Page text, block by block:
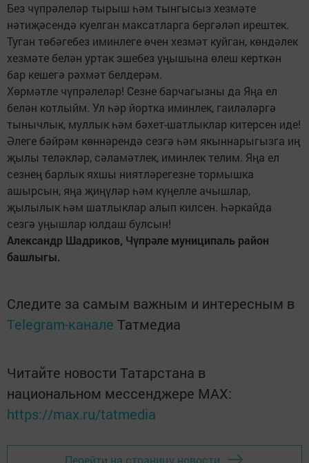
Без чүпрәлеләр тырыш һәм тынгысыз хезмәте
нәтиҗәсендә куелган максатларга бергәләп ирештек.
Туган төбәгебез иминлеге өчен хезмәт куйган, көндәлек
хезмәте белән уртак эшебез уңышына өлеш керткән
бар кешегә рәхмәт белдерәм.
Хөрмәтле чүпрәлеләр! Сезне барчагызны да Яңа ел
белән котлыйм. Ул һәр йортка иминлек, гаиләләргә
тынычлык, муллык һәм бәхет-шатлыклар китерсен иде!
Әлеге бәйрәм көннәрендә сезгә һәм якыннарыгызга иң
җылы теләкләр, сәламәтлек, иминлек телим. Яңа ел
сезнең барлык яхшы ниятләрегезне тормышка
ашырсын, яңа җиңүләр һәм күңелле ачышлар,
җылылык һәм шатлыклар алып килсен. Һәркайда
сезгә уңышлар юлдаш булсын!
Александр Шадриков, Чүпрәле муниципаль район
башлыгы.
Следите за самым важным и интересным в
Telegram-канале Татмедиа
Читайте новости Татарстана в
национальном мессенджере MАХ:
https://max.ru/tatmedia
Перейти на страницу новости